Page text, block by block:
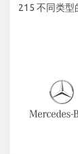
215 不同类型